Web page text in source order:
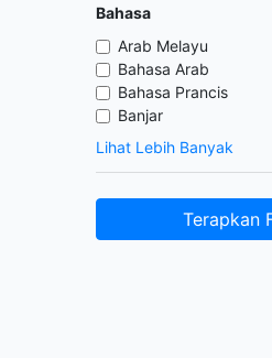
Bahasa
Arab Melayu
Bahasa Arab
Bahasa Prancis
Banjar
Lihat Lebih Banyak
Terapkan